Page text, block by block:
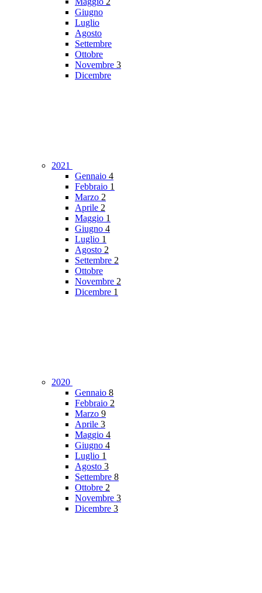
Giugno
Luglio
Agosto
Settembre
Ottobre
Novembre 3
Dicembre
2021
Gennaio 4
Febbraio 1
Marzo 2
Aprile 2
Maggio 1
Giugno 4
Luglio 1
Agosto 2
Settembre 2
Ottobre
Novembre 2
Dicembre 1
2020
Gennaio 8
Febbraio 2
Marzo 9
Aprile 3
Maggio 4
Giugno 4
Luglio 1
Agosto 3
Settembre 8
Ottobre 2
Novembre 3
Dicembre 3